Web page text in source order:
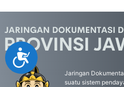
Accessibility
Jaringan
suatu sistem